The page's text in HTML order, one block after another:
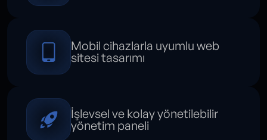
Mobil cihazlarla uyumlu web
sitesi tasarımı
İşlevsel ve kolay yönetilebilir
yönetim paneli